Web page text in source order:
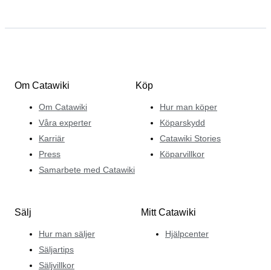
Om Catawiki
Om Catawiki
Våra experter
Karriär
Press
Samarbete med Catawiki
Köp
Hur man köper
Köparskydd
Catawiki Stories
Köparvillkor
Sälj
Hur man säljer
Säljartips
Säljvillkor
Mitt Catawiki
Hjälpcenter